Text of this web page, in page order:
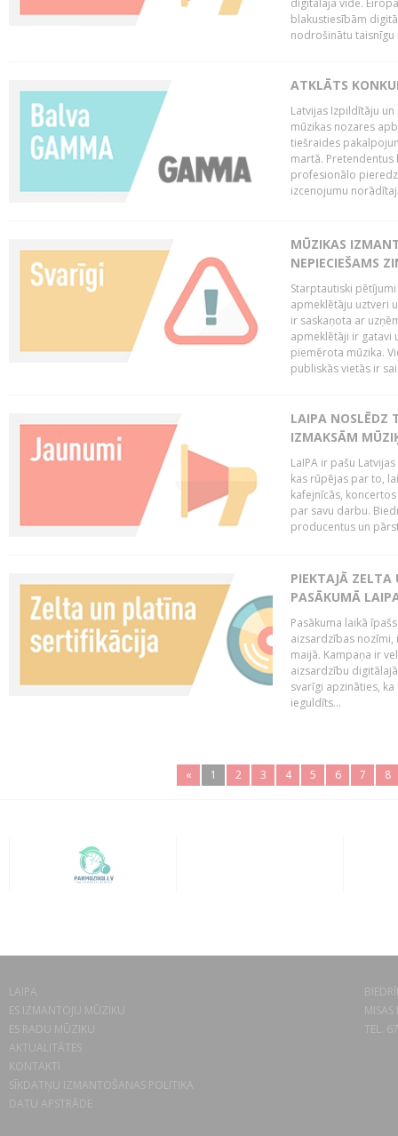
blakustiesībām
nodrošinātu taisnīgu
ATKLĀTS
Latvijas Izpildītāju
mūzikas nozares
tiešraides
martā. Pretendentus
profesionālo
izcenojumu
MŪZIKAS
NEPIECIEŠAMS
Starptautiski
apmeklētāju uztveri
ir saskaņota ar
apmeklētāji ir gatavi
piemērota mūzika.
publiskās vietās ir
LAIPA NOSLĒDZ
IZMAKSĀM
LaIPA ir pašu
kas rūpējas par to,
kafejnīcās,
par savu darbu.
producentus un
PIEKTAJĀ ZELTA
PASĀKUMĀ
Pasākuma laikā
aizsardzības nozīmi,
maijā. Kampaņa ir
aizsardzību
svarīgi apzināties,
ieguldīts...
« 1 2 3 4 5 6 7 8
LAIPA
ES IZMANTOJU MŪZIKU
ES RADU MŪZIKU
AKTUALITĀTES
KONTAKTI
SĪKDATŅU IZMANTOŠANAS POLITIKA
DATU APSTRĀDE
TEL.